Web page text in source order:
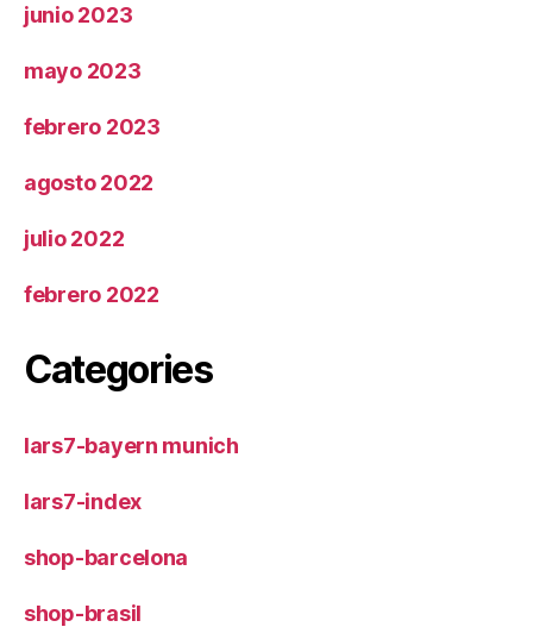
junio 2023
mayo 2023
febrero 2023
agosto 2022
julio 2022
febrero 2022
Categories
lars7-bayern munich
lars7-index
shop-barcelona
shop-brasil